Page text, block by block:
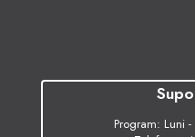
Program: Luni